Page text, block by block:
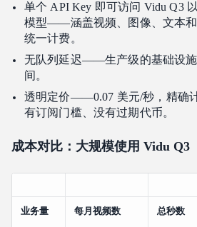
单个 API Key 即可访问 Vidu Q3
模型——涵盖视频、图像、文本和
统一计费。
无队列延迟——生产级的基础设
间。
透明定价——0.07 美元/秒，精确
有订阅门槛、没有过期代币。
成本对比：大规模使用 Vidu Q3
业务量 每月视频数 总秒数